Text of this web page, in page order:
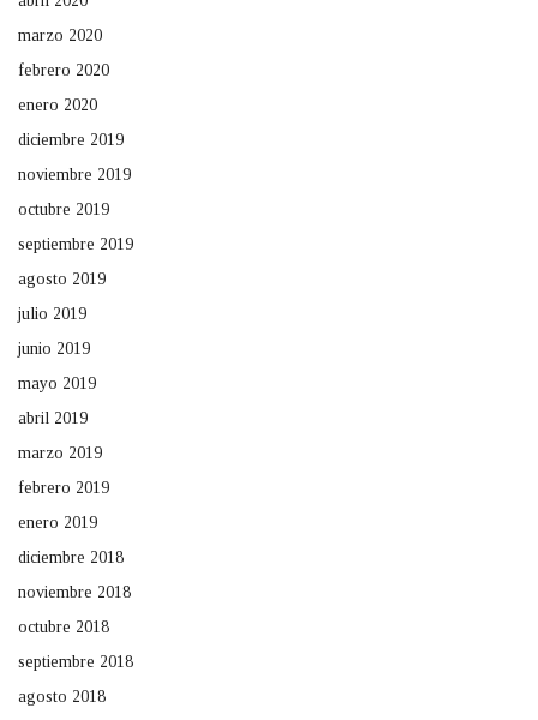
marzo 2020
febrero 2020
enero 2020
diciembre 2019
noviembre 2019
octubre 2019
septiembre 2019
agosto 2019
julio 2019
junio 2019
mayo 2019
abril 2019
marzo 2019
febrero 2019
enero 2019
diciembre 2018
noviembre 2018
octubre 2018
septiembre 2018
agosto 2018